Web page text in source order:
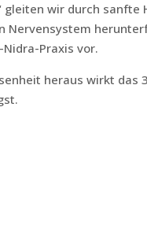
gleiten wir durch
Nervensystem
Praxis vor.
heraus wirkt das